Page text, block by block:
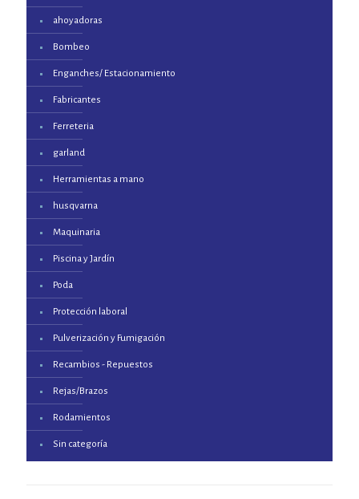
ahoyadoras
Bombeo
Enganches/ Estacionamiento
Fabricantes
Ferreteria
garland
Herramientas a mano
husqvarna
Maquinaria
Piscina y Jardín
Poda
Protección laboral
Pulverización y Fumigación
Recambios - Repuestos
Rejas/Brazos
Rodamientos
Sin categoría